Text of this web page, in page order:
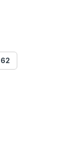
62